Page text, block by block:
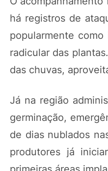
há registros de
popularmente
radicular das
das chuvas,
Já na região
germinação,
de dias nublados
produtores já